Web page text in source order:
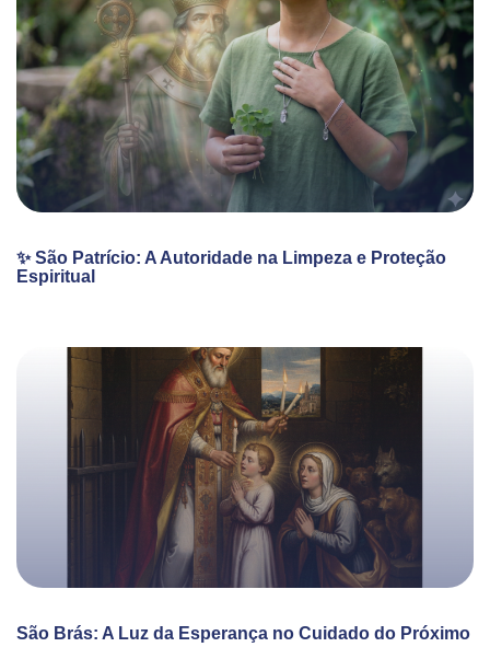
✨ São Patrício: A Autoridade na Limpeza e Proteção
Espiritual
São Brás: A Luz da Esperança no Cuidado do Próximo